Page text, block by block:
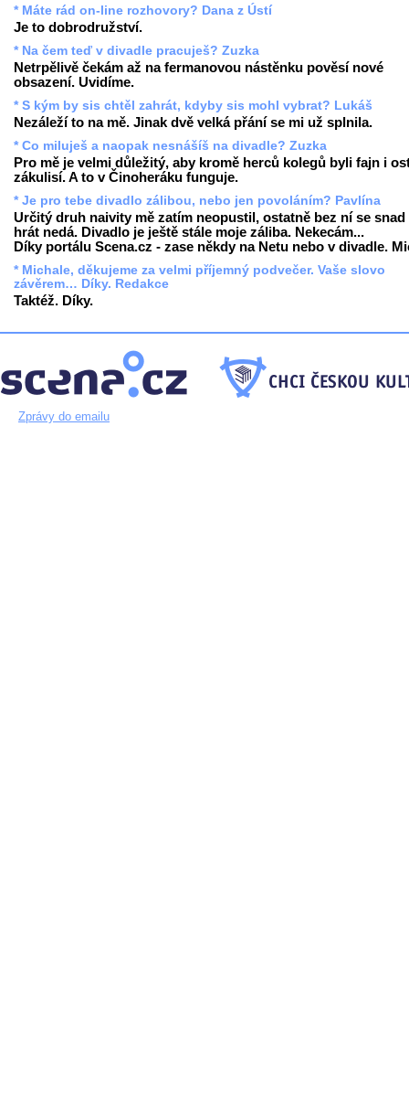
* Máte rád on-line rozhovory? Dana z Ústí
Je to dobrodružství.
* Na čem teď v divadle pracuješ? Zuzka
Netrpělivě čekám až na fermanovou nástěnku pověsí nové
obsazení. Uvidíme.
* S kým by sis chtěl zahrát, kdyby sis mohl vybrat? Lukáš
Nezáleží to na mě. Jinak dvě velká přání se mi už splnila.
* Co miluješ a naopak nesnášíš na divadle? Zuzka
Pro mě je velmi důležitý, aby kromě herců kolegů byli fajn i
zákulisí. A to v Činoheráku funguje.
* Je pro tebe divadlo zálibou, nebo jen povoláním? Pavlína
Určitý druh naivity mě zatím neopustil, ostatně bez ní se snad
hrát nedá. Divadlo je ještě stále moje záliba. Nekecám...
Díky portálu Scena.cz - zase někdy na Netu nebo v divadle.
* Michale, děkujeme za velmi příjemný podvečer. Vaše slovo
závěrem… Díky. Redakce
Taktéž. Díky.
Zprávy do emailu